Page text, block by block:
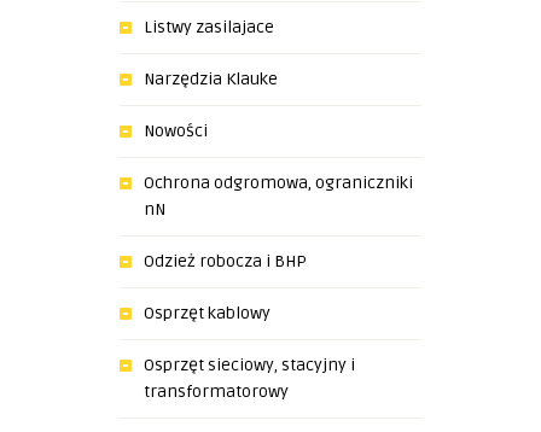
Listwy zasilajace
Narzędzia Klauke
Nowości
Ochrona odgromowa, ograniczniki
nN
Odzież robocza i BHP
Osprzęt kablowy
Osprzęt sieciowy, stacyjny i
transformatorowy